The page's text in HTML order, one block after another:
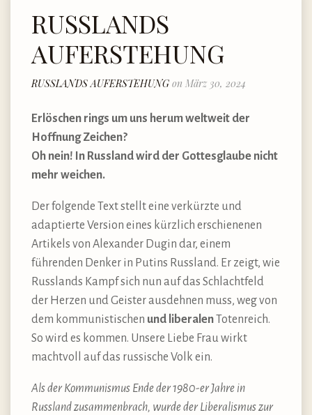
RUSSLANDS
AUFERSTEHUNG
RUSSLANDS AUFERSTEHUNG on März 30, 2024
Erlöschen rings um uns herum weltweit der
Hoffnung Zeichen?
Oh nein! In Russland wird der Gottesglaube nicht
mehr weichen.
Der folgende Text stellt eine verkürzte und
adaptierte Version eines kürzlich erschienenen
Artikels von Alexander Dugin dar, einem
führenden Denker in Putins Russland. Er zeigt, wie
Russlands Kampf sich nun auf das Schlachtfeld
der Herzen und Geister ausdehnen muss, weg von
dem kommunistischen und liberalenTotenreich.
So wird es kommen. Unsere Liebe Frau wirkt
machtvoll auf das russische Volk ein.
Als der Kommunismus Ende der 1980-er Jahre in
Russland zusammenbrach, wurde der Liberalismus zur